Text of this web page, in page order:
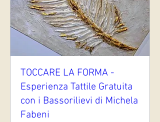
TOCCARE LA FORMA -
Esperienza Tattile Gratuita
con i Bassorilievi di Michela
Fabeni